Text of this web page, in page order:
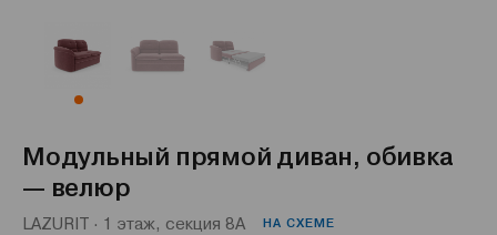
Модульный прямой диван, обивка
— велюр
LAZURIT · 1 этаж, секция 8А НА СХЕМЕ